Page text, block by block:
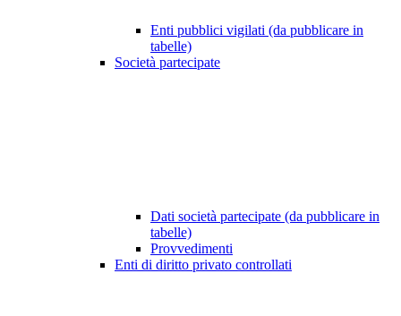
Enti pubblici vigilati (da pubblicare in
tabelle)
Società partecipate
Dati società partecipate (da pubblicare in
tabelle)
Provvedimenti
Enti di diritto privato controllati